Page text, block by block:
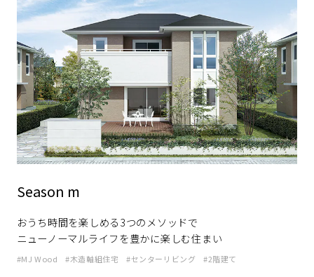
Season m
おうち時間を楽しめる3つのメソッドで
ニューノーマルライフを豊かに楽しむ住まい
MJ Wood 木造軸組住宅 センターリビング 2階建て